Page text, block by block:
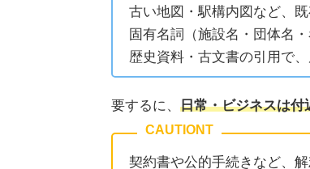
古い地図・駅構内図など、
固有名詞（施設名・団体名
歴史資料・古文書の引用で
要するに、 日常・ビジネスは付
契約書や公的手続きなど、